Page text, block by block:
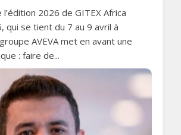
l’édition 2026 de GITEX Africa
qui se tient du 7 au 9 avril à
AVEVA met en avant une
: faire de...